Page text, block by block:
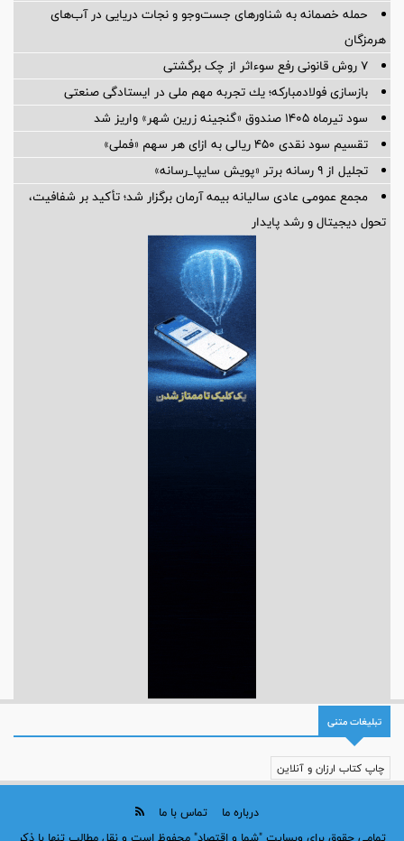
حمله خصمانه به شناورهای جست‌وجو و نجات دریایی در آب‌های
هرمزگان
۷ روش قانونی رفع سوء‌اثر از چک برگشتی
بازسازی فولادمباركه؛ یك تجربه مهم ملی در ایستادگی صنعتی
سود تیرماه ۱۴۰۵ صندوق «گنجینه زرین شهر» واریز شد
تقسیم سود نقدی ۴۵۰ ریالی به ازای هر سهم «فملی»
تجلیل از ۹ رسانه برتر «پویش سایپا_رسانه»
مجمع عمومی عادی سالیانه بیمه آرمان برگزار شد؛ تأکید بر شفافیت،
تحول دیجیتال و رشد پایدار
تبلیغات متنی
چاپ کتاب ارزان و آنلاین
درباره ما
تماس با ما